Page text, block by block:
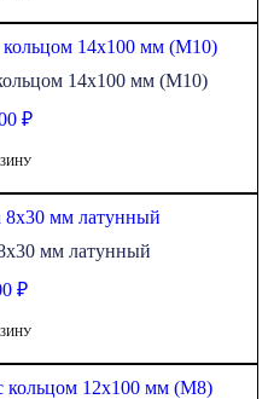
14х100 мм (М10)
₽
мм латунный
₽